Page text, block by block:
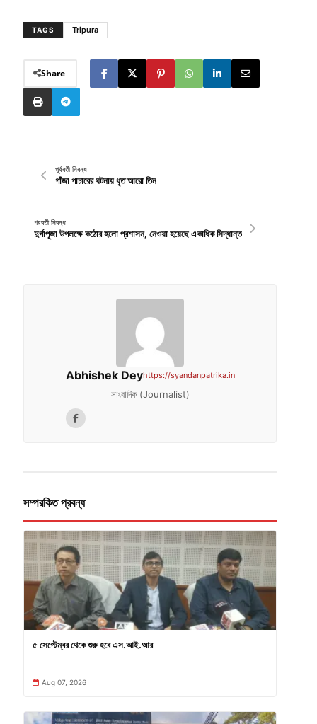
TAGS Tripura
Share
পূর্ববর্তী নিবন্ধ
গাঁজা পাচারের ঘটনায় ধৃত আরো তিন
পরবর্তী নিবন্ধ
দুর্গাপূজা উপলক্ষে কঠোর হলো প্রশাসন, নেওয়া হয়েছে একাধিক সিদ্ধান্ত
Abhishek Deyhttps://syandanpatrika.in
সাংবাদিক (Journalist)
সম্পরকিত প্রবন্ধ
৫ সেপ্টেম্বর থেকে শুরু হবে এস.আই.আর
Aug 07, 2026